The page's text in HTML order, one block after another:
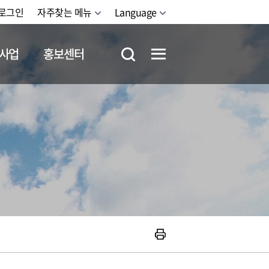
그인 자주찾는 메뉴 Language
업 홍보센터